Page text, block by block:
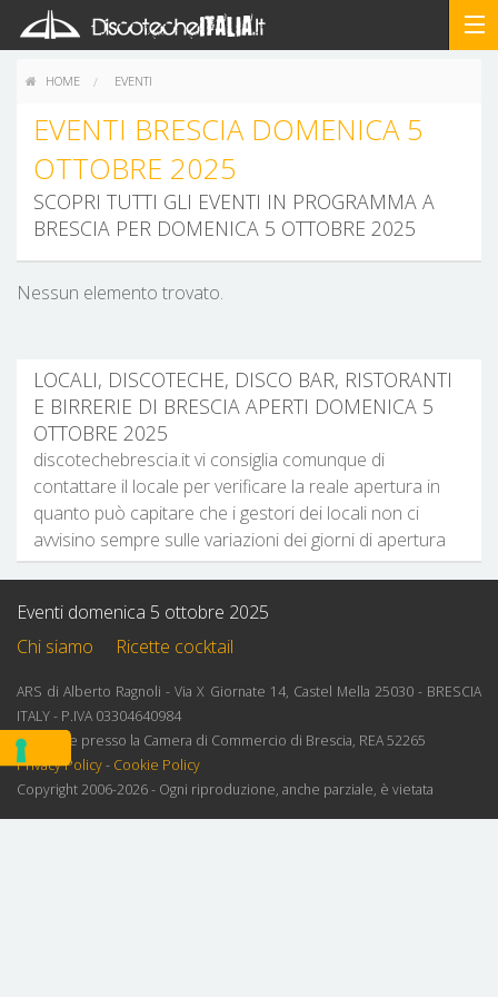
HOME EVENTI
EVENTI BRESCIA DOMENICA 5
OTTOBRE 2025
SCOPRI TUTTI GLI EVENTI IN PROGRAMMA A
BRESCIA PER DOMENICA 5 OTTOBRE 2025
Nessun elemento trovato.
LOCALI, DISCOTECHE, DISCO BAR, RISTORANTI
E BIRRERIE DI BRESCIA APERTI DOMENICA 5
OTTOBRE 2025
discotechebrescia.it vi consiglia comunque di
contattare il locale per verificare la reale apertura in
quanto può capitare che i gestori dei locali non ci
avvisino sempre sulle variazioni dei giorni di apertura
Eventi domenica 5 ottobre 2025
Chi siamo
Ricette cocktail
ARS di Alberto Ragnoli - Via X Giornate 14, Castel Mella 25030 - BRESCIA
ITALY - P.IVA 03304640984
Iscrizione presso la Camera di Commercio di Brescia, REA 52265
Privacy Policy- Cookie Policy
Copyright 2006-2026 - Ogni riproduzione, anche parziale, è vietata